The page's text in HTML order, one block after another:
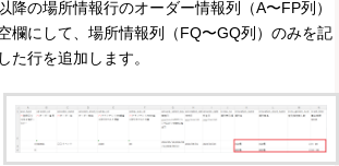
降の場所情報行のオーダー情報列（A〜FP列）
欄にして、場所情報列（FQ〜GQ列）のみを記
た行を追加します。